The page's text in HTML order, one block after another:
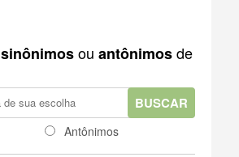
sinônimosou antônimosde
BUSCAR
Antônimos